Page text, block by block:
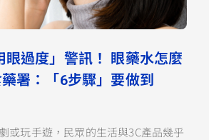
眼過度」警訊！ 眼藥水怎麼
署：「6步驟」要做到
或玩手遊，民眾的生活與3C產品幾乎